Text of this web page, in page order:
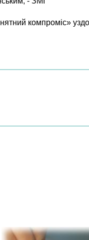
компроміс»